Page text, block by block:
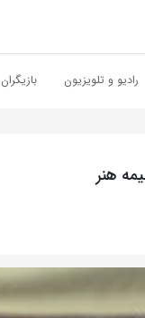
رادیو و تلویزیون
هنر